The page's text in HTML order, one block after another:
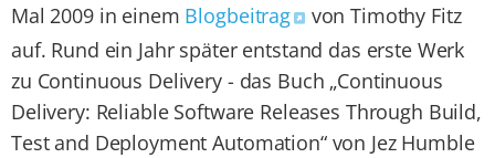
Mal 2009 in einem Blogbeitrag
von Timothy Fitz
auf. Rund ein Jahr später entstand das erste Werk
zu Continuous Delivery - das Buch „Continuous
Delivery: Reliable Software Releases Through Build,
Test and Deployment Automation“ von Jez Humble